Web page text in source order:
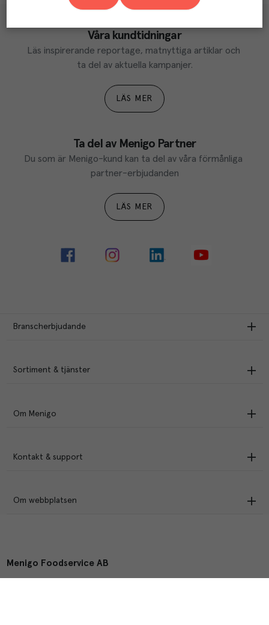
Våra kundtidningar
Läs inspirerande reportage, matnyttiga artiklar och
ta del av aktuella kampanjer.
LÄS MER
Ta del av Menigo Partner
Du som är Menigo-kund kan ta del av våra förmånliga
partner-erbjudanden
LÄS MER
Branscherbjudande
Sortiment & tjänster
Om Menigo
Kontakt & support
Om webbplatsen
Menigo Foodservice AB